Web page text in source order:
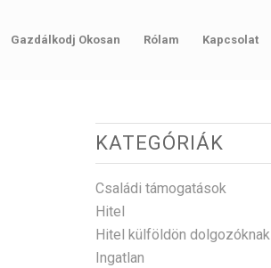
Gazdálkodj Okosan Rólam Kapcsolat
KATEGÓRIÁK
Családi támogatások
Hitel
Hitel külföldön dolgozóknak
Ingatlan